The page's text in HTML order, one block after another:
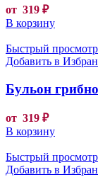
от 319 ₽
В корзину
Быстрый просмотр
Добавить в
Бульон
от 319 ₽
В корзину
Быстрый просмотр
Добавить в